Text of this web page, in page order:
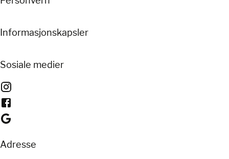
Informasjonskapsler
Sosiale medier
Adresse